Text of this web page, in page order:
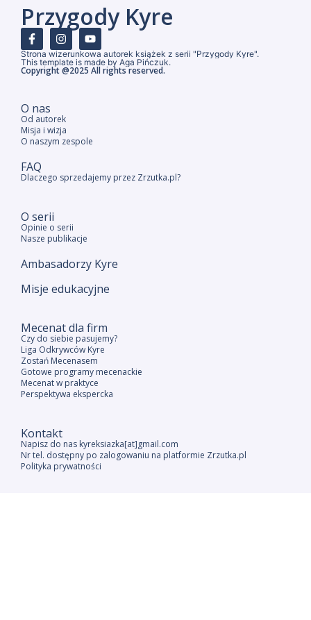
Przygody Kyre
Strona wizerunkowa autorek książek z serii "Przygody Kyre".
This template is made by Aga Pińczuk.
Copyright @2025 All rights reserved.
O nas
Od autorek
Misja i wizja
O naszym zespole
FAQ
Dlaczego sprzedajemy przez Zrzutka.pl?
O serii
Opinie o serii
Nasze publikacje
Ambasadorzy Kyre
Misje edukacyjne
Mecenat dla firm
Czy do siebie pasujemy?
Liga Odkrywców Kyre
Zostań Mecenasem
Gotowe programy mecenackie
Mecenat w praktyce
Perspektywa ekspercka
Kontakt
Napisz do nas kyreksiazka[at]gmail.com
Nr tel. dostępny po zalogowaniu na platformie Zrzutka.pl
Polityka prywatności